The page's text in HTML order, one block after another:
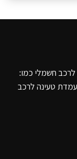
לרכב חשמלי כמו:
טעינה לרכב